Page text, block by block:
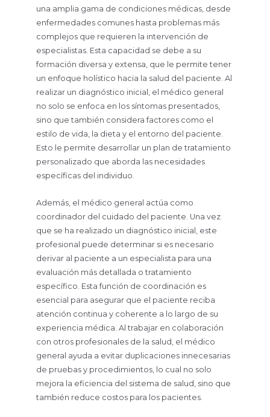
una amplia gama de condiciones médicas, desde
enfermedades comunes hasta problemas más
complejos que requieren la intervención de
especialistas. Esta capacidad se debe a su
formación diversa y extensa, que le permite tener
un enfoque holístico hacia la salud del paciente. Al
realizar un diagnóstico inicial, el médico general
no solo se enfoca en los síntomas presentados,
sino que también considera factores como el
estilo de vida, la dieta y el entorno del paciente.
Esto le permite desarrollar un plan de tratamiento
personalizado que aborda las necesidades
específicas del individuo.
Además, el médico general actúa como
coordinador del cuidado del paciente. Una vez
que se ha realizado un diagnóstico inicial, este
profesional puede determinar si es necesario
derivar al paciente a un especialista para una
evaluación más detallada o tratamiento
específico. Esta función de coordinación es
esencial para asegurar que el paciente reciba
atención continua y coherente a lo largo de su
experiencia médica. Al trabajar en colaboración
con otros profesionales de la salud, el médico
general ayuda a evitar duplicaciones innecesarias
de pruebas y procedimientos, lo cual no solo
mejora la eficiencia del sistema de salud, sino que
también reduce costos para los pacientes.